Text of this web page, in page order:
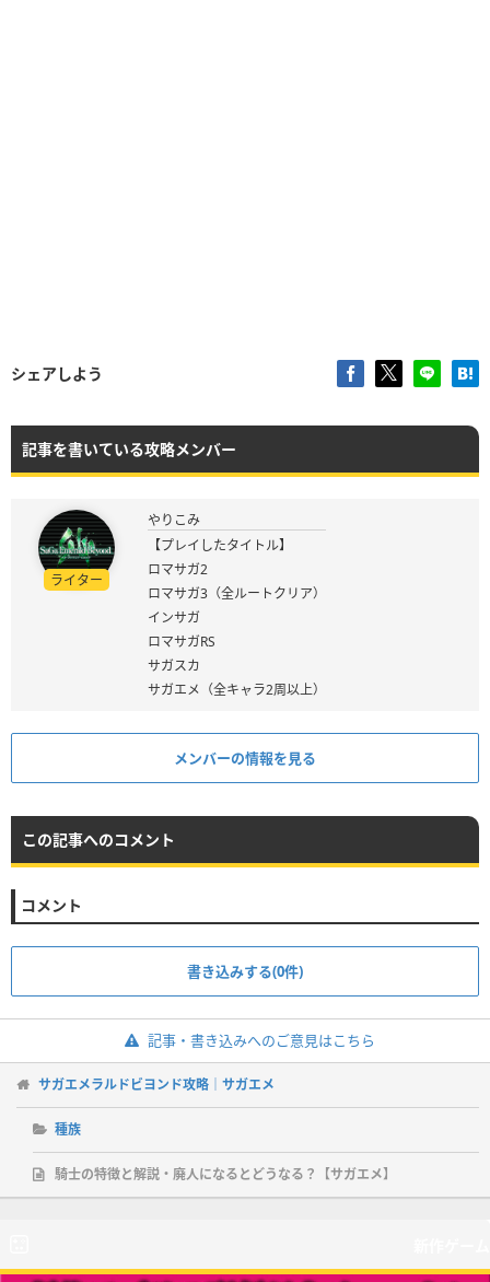
シェアしよう
記事を書いている攻略メンバー
ライター
やりこみ
【プレイしたタイトル】
ロマサガ2
ロマサガ3（全ルートクリア）
インサガ
ロマサガRS
サガスカ
サガエメ（全キャラ2周以上）
メンバーの情報を見る
この記事へのコメント
コメント
書き込みする(0件)
記事・書き込みへのご意見はこちら
サガエメラルドビヨンド攻略｜サガエメ
種族
騎士の特徴と解説・廃人になるとどうなる？【サガエメ】